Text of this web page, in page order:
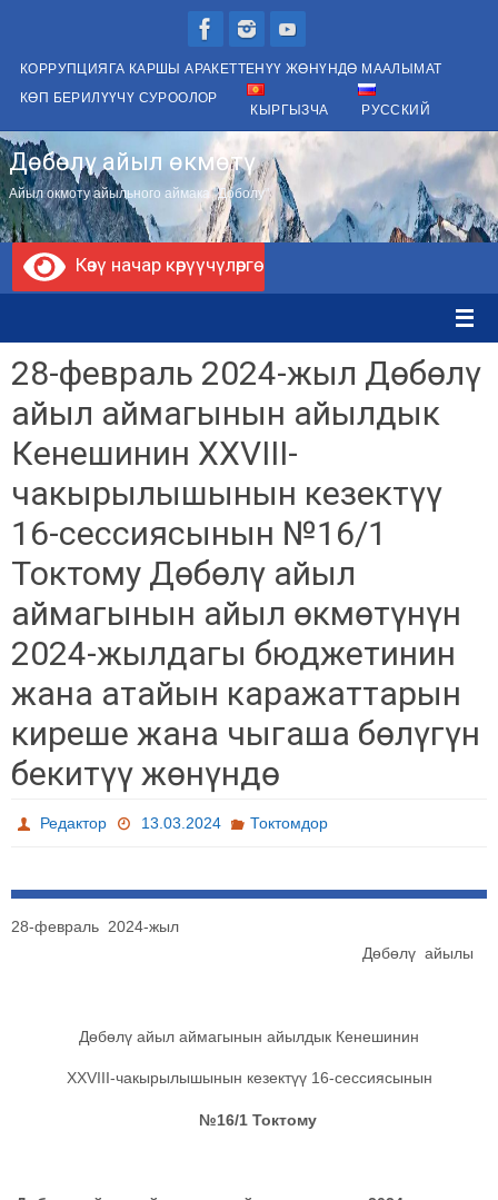
content
КОРРУПЦИЯГА КАРШЫ АРАКЕТТЕНҮҮ ЖӨНҮНДӨ МААЛЫМАТ
КӨП БЕРИЛҮҮЧҮ СУРООЛОР
КЫРГЫЗЧА РУССКИЙ
Дөбөлү айыл өкмөтү
Айыл окмоту айыльного аймака "Доболу"
Көзү начар көрүүчүлөргө
28-февраль 2024-жыл Дөбөлү
айыл аймагынын айылдык
Кенешинин ХХVIII-
чакырылышынын кезектүү
16-сессиясынын №16/1
Токтому Дөбөлү айыл
аймагынын айыл өкмөтүнүн
2024-жылдагы бюджетинин
жана атайын каражаттарын
киреше жана чыгаша бөлүгүн
бекитүү жөнүндө
Редактор 13.03.2024 Токтомдор
28-февраль 2024-жыл
Дөбөлү айылы
Дөбөлү айыл аймагынын айылдык Кенешинин
ХХVIII-чакырылышынын кезектүү 16-сессиясынын
№16/1 Токтому